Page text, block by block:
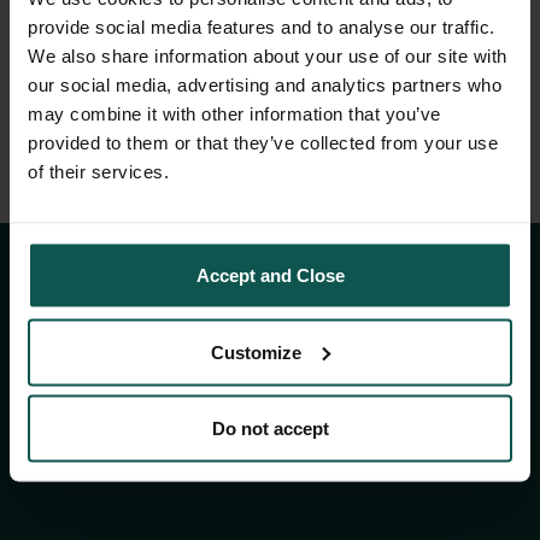
provide social media features and to analyse our traffic.
We also share information about your use of our site with
our social media, advertising and analytics partners who
may combine it with other information that you’ve
provided to them or that they’ve collected from your use
of their services.
Accept and Close
Customize
Do not accept
és más külső, harmadik fél által nyújtott
szolgáltatásokra nem érvényes.
További információért tekintse meg aBOTANIQ
Benefit hűségprogram szabályzatát.
KAPCSOLAT
KAPCSOLATFELVÉTEL